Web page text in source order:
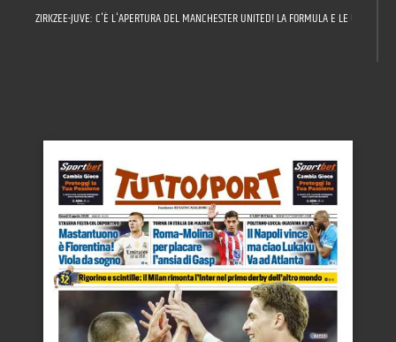
ZIRKZEE-JUVE: C'È L'APERTURA DEL MANCHESTER UNITED! LA FORMULA E LE ULTIME